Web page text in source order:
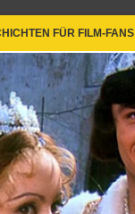
FÜR FILM-FANS